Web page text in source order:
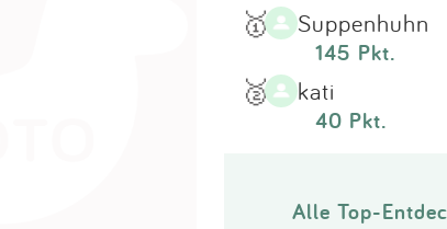
🥇 Suppenhuhn
145 Pkt.
🥈 kati
40 Pkt.
Alle Top-